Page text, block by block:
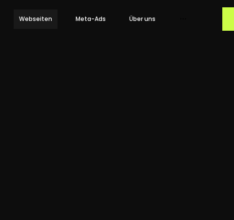
Webseiten Meta-Ads Über uns